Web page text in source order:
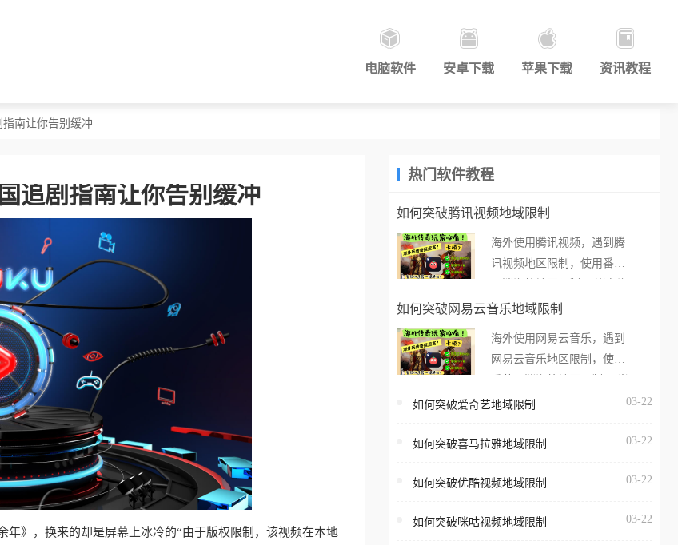
电脑软件 安卓下载 苹果下载 资讯教程
南让你告别缓冲
追剧指南让你告别缓冲
》，换来的却是屏幕上冰冷的“由于版权限制，该视频在本地
热门软件教程
如何突破腾讯视频地域限制
海外使用腾讯视频，遇到腾
讯视频地区限制，使用番茄
外打开腾讯视频，却突然弹
地区无法播放”的提示语。
海外用户如香港、澳门、台
亚、欧洲等国家和地区时，
台一样，出现地区及版权限
地区播放。 遇到这个问题的
如何突破网易云音乐地域限制
海外使用网易云音乐，遇到
网易云音乐地区限制，使用
在海外打开网易云音乐，却
所在的地区无法播放”的提示
门、台湾、美国、加拿大、
区时，网易云音乐也会像其
如何突破爱奇艺地域限制 03-22
如何突破喜马拉雅地域限制 03-22
如何突破优酷视频地域限制 03-22
如何突破咪咕视频地域限制 03-22